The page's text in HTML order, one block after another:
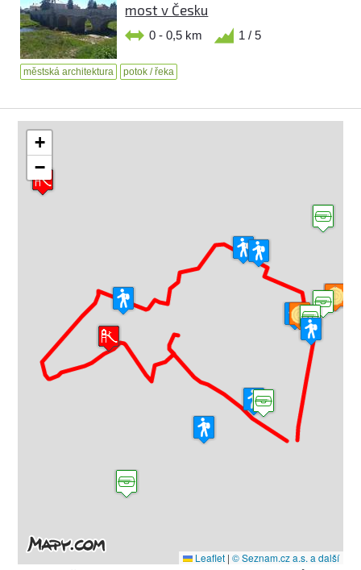
most v Česku
0 - 0,5 km 1 / 5
městská architektura potok / řeka
+
−
Leaflet | © Seznam.cz a.s. a další